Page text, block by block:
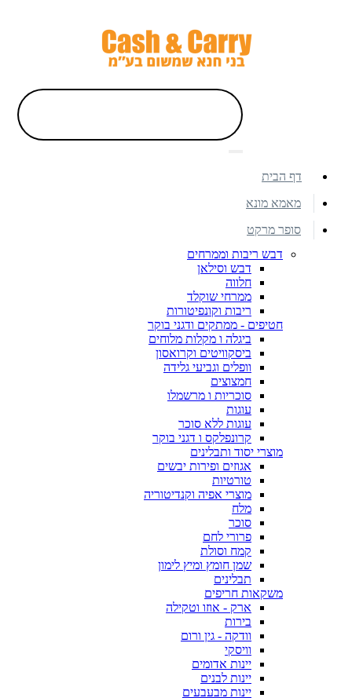
דף הבית
מאמא מונא
סופר מרקט
דבש ריבות וממרחים
דבש וסילאן
חלווה
ממרחי שוקלד
ריבות וקונפיטורות
חטיפים - ממתקים ודגני בוקר
ביגלה ו מקלות מלוחים
ביסקוויטים וקרואסון
וופלים וגביעי גלידה
חמצוצים
סוכריות ו מרשמלו
עוגות
עוגות ללא סוכר
קרונפלקס ו דגני בוקר
מוצרי יסוד ותבלינים
אגוזים ופירות יבשים
טורטיות
מוצרי אפיה וקנדיטוריה
מלח
סוכר
פרורי לחם
קמח וסולת
שמן חומץ ומיץ לימון
תבלינים
משקאות חריפים
ארק - אוזו וטקילה
בירות
וודקה - גין ורום
וויסקי
יינות אדומים
יינות לבנים
יינות מבעבעים